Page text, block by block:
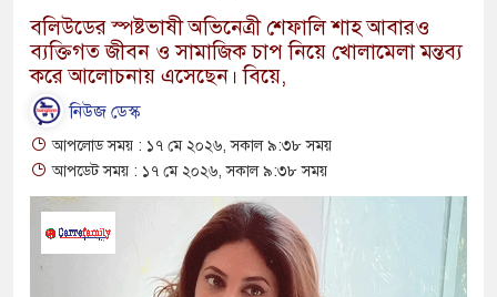
বলিউডের স্পষ্টভাষী অভিনেত্রী শেফালি শাহ আবারও
ব্যক্তিগত জীবন ও সামাজিক চাপ নিয়ে খোলামেলা মন্তব্য
করে আলোচনায় এসেছেন। বিয়ে,
নিউজ ডেস্ক
আপলোড সময় : ১৭ মে ২০২৬, সকাল ৯:৩৮ সময়
আপডেট সময় : ১৭ মে ২০২৬, সকাল ৯:৩৮ সময়